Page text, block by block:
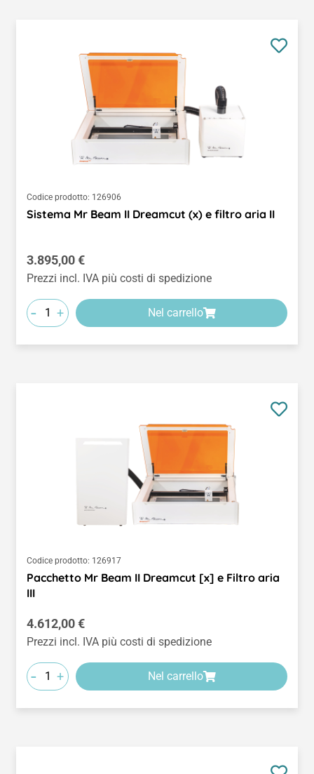
Codice prodotto: 126906
Sistema Mr Beam II Dreamcut (x) e filtro aria II
Prezzo normale:
3.895,00 €
Prezzi incl. IVA più costi di spedizione
- + Nel carrello
Codice prodotto: 126917
Pacchetto Mr Beam II Dreamcut [x] e Filtro aria
III
Prezzo normale:
4.612,00 €
Prezzi incl. IVA più costi di spedizione
- + Nel carrello